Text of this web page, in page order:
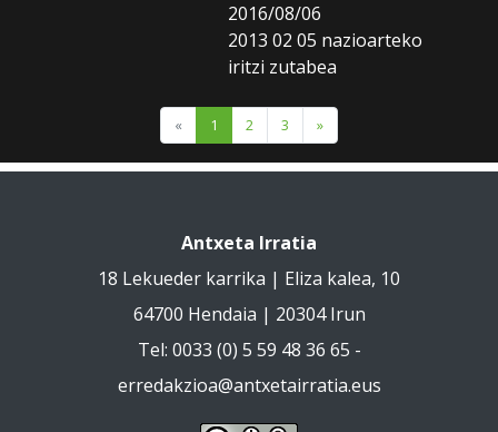
2016/08/06
2013 02 05 nazioarteko
iritzi zutabea
« 1 2 3 »
Antxeta Irratia
18 Lekueder karrika | Eliza kalea, 10
64700 Hendaia | 20304 Irun
Tel: 0033 (0) 5 59 48 36 65 -
erredakzioa@antxetairratia.eus